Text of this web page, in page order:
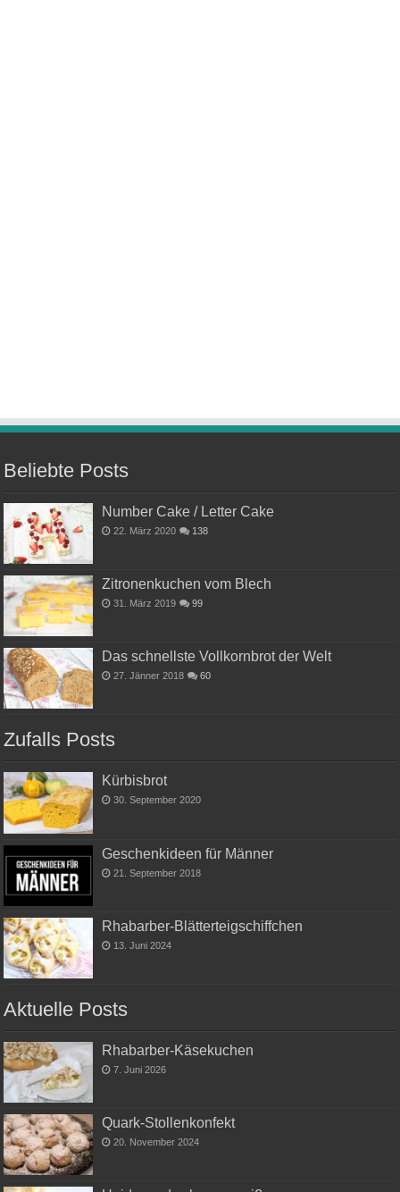
Beliebte Posts
Number Cake / Letter Cake
22. März 2020 138
Zitronenkuchen vom Blech
31. März 2019 99
Das schnellste Vollkornbrot der Welt
27. Jänner 2018 60
Zufalls Posts
Kürbisbrot
30. September 2020
Geschenkideen für Männer
21. September 2018
Rhabarber-Blätterteigschiffchen
13. Juni 2024
Aktuelle Posts
Rhabarber-Käsekuchen
7. Juni 2026
Quark-Stollenkonfekt
20. November 2024